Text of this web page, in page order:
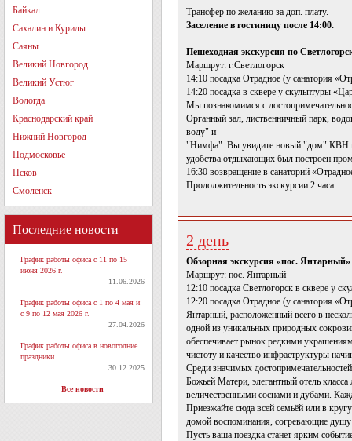
Байкал
Сахалин и Курилы
Саяны
Великий Новгород
Великий Устюг
Вологда
Краснодарский край
Нижний Новгород
Подмосковье
Псков
Смоленск
Последние новости
График работы офиса с 11 по 15
июня 2026 г.
11.06.2026
График работы офиса с 1 по 4 мая и
с 9 по 12 мая 2026 г.
27.04.2026
График работы офиса в новогодние
праздники
30.12.2025
Все новости
Трансфер по желанию за доп. плату.
Заселение в гостиницу после 14:00.
Пешеходная экскурсия по
Маршрут: г.Светлогорск
14:10 посадка Отрадное (у санатория
14:20 посадка в сквере у скульптуры
Мы познакомимся с
Органный зал, лиственничный парк,
воду" и
"Нимфа". Вы увидите новый "дом" КВН и
удобства отдыхающих был построен
16:30 возвращение в санаторий
Продолжительность экскурсии 2 часа.
2 день
Обзорная экскурсия «пос. Янтарный»
Маршрут: пос. Янтарный
12:10 посадка Светлогорск в сквере у
12:20 посадка Отрадное (у санатория
Янтарный, расположенный всего в
одной из уникальных природных
обеспечивает рынок редкими
чистоту и качество инфраструктуры
Среди значимых
Божьей Матери, элегантный отель
величественными соснами и дубами.
Приезжайте сюда всей семьёй или в
домой воспоминания, согревающие
Пусть ваша поездка станет ярким